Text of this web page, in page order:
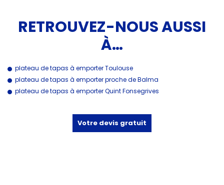
RETROUVEZ-NOUS AUSSI
À…
plateau de tapas à emporter Toulouse
plateau de tapas à emporter proche de Balma
plateau de tapas à emporter Quint Fonsegrives
Votre devis gratuit